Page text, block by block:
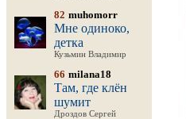
82 muhomorr
Мне одиноко,
детка
Кузьмин Владимир
66 milana18
Там, где клён
шумит
Дроздов Сергей